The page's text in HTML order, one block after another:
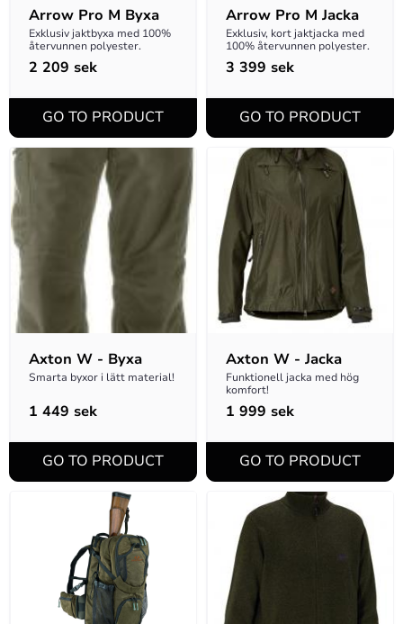
Arrow Pro M Byxa
Exklusiv jaktbyxa med 100%
återvunnen polyester.
2 209 sek
Arrow Pro M Jacka
Exklusiv, kort jaktjacka med
100% återvunnen polyester.
3 399 sek
Axton W - Byxa
Smarta byxor i lätt material!
1 449 sek
Axton W - Jacka
Funktionell jacka med hög
komfort!
1 999 sek